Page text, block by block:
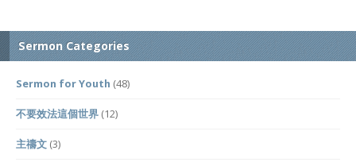
Sermon Categories
Sermon for Youth (48)
不要效法這個世界 (12)
主禱文 (3)